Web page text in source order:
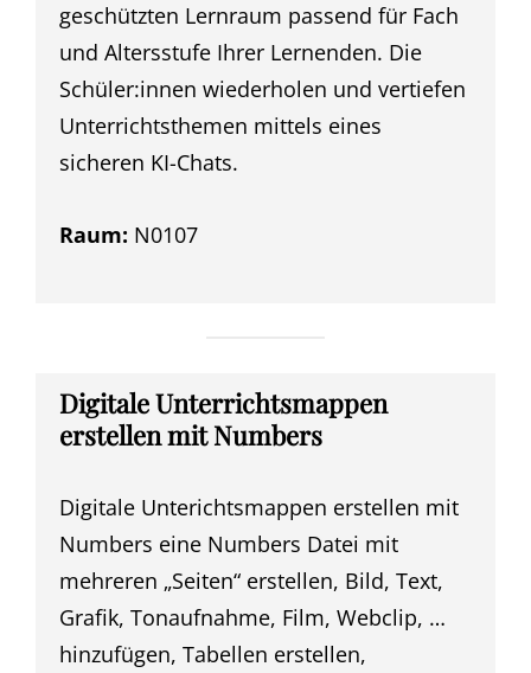
geschützten Lernraum passend für Fach
und Altersstufe Ihrer Lernenden. Die
Schüler:innen wiederholen und vertiefen
Unterrichtsthemen mittels eines
sicheren KI-Chats.
Raum: N0107
Digitale Unterrichtsmappen
erstellen mit Numbers
Digitale Unterichtsmappen erstellen mit
Numbers eine Numbers Datei mit
mehreren „Seiten“ erstellen, Bild, Text,
Grafik, Tonaufnahme, Film, Webclip, …
hinzufügen, Tabellen erstellen,